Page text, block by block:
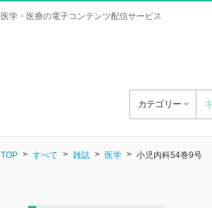
医学・医療の電子コンテンツ配信サービス
カテゴリー
TOP すべて 雑誌 医学 小児内科54巻9号